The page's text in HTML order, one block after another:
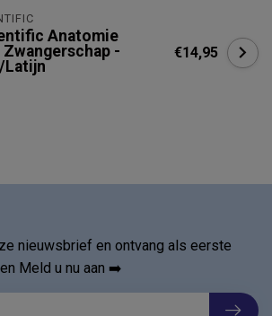
Anatomie
Zwangerschap -
Latijn
€14,95
nieuwsbrief en ontvang als eerste
Meld u nu aan ➡️